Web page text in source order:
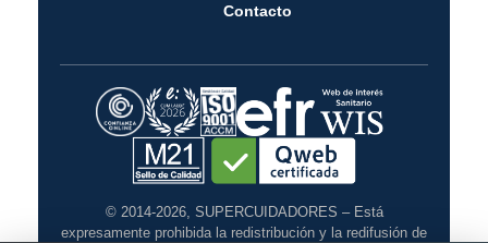
Contacto
© 2014-2026, SUPERCUIDADORES – Está
expresamente prohibida la redistribución y la redifusión de